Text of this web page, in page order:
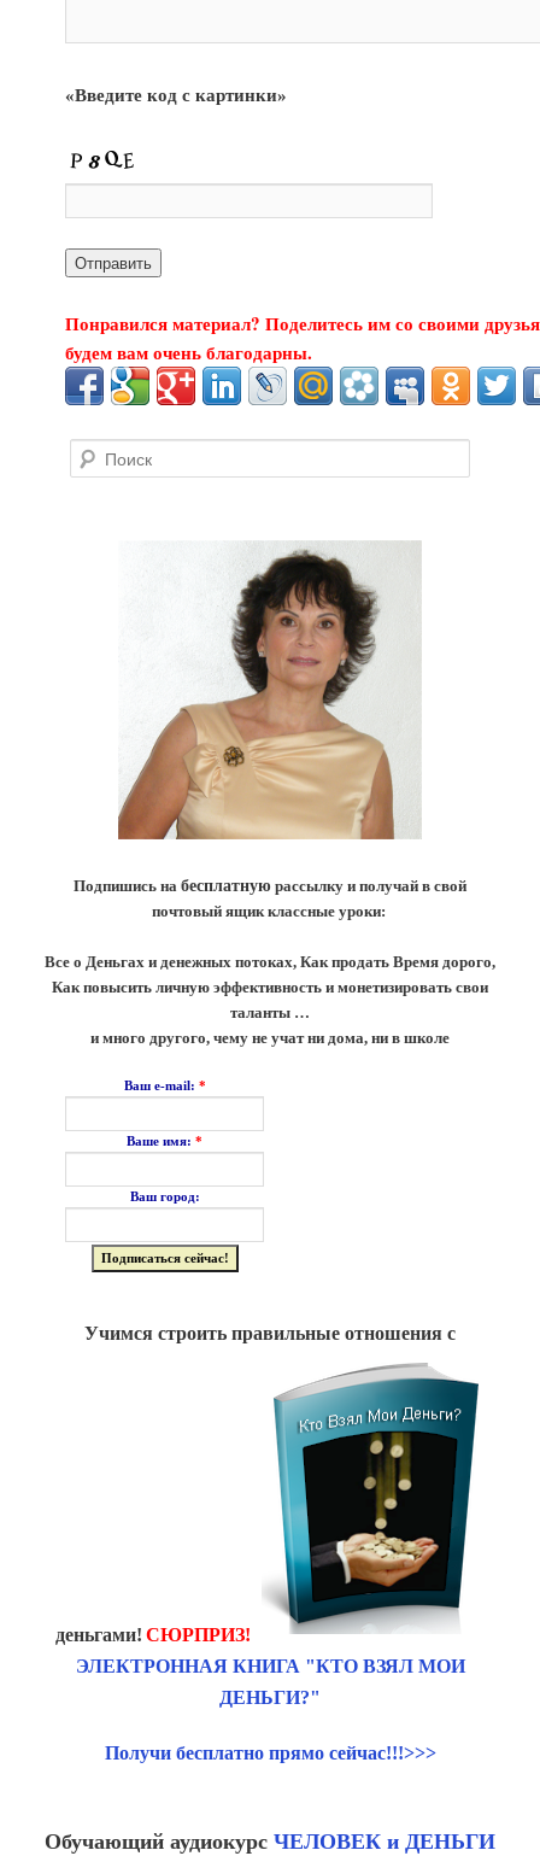
«Введите код с картинки»
Понравился материал? Поделитесь им со своими
будем вам очень благодарны.
Поиск
Подпишись на бесплатную рассылку и получай в свой
почтовый ящик классные уроки:
Все о Деньгах и денежных потоках, Как продать Время дорого,
Как повысить личную эффективность и монетизировать свои
таланты …
и много другого, чему не учат ни дома, ни в школе
Ваш e-mail: *
Ваше имя:*
Ваш город:
Учимся строить правильные отношения с
деньгами! СЮРПРИЗ!
ЭЛЕКТРОННАЯ КНИГА "КТО ВЗЯЛ МОИ
ДЕНЬГИ?"
Получи бесплатно прямо сейчас!!!>>>
Обучающий аудиокурс ЧЕЛОВЕК и ДЕНЬГИ